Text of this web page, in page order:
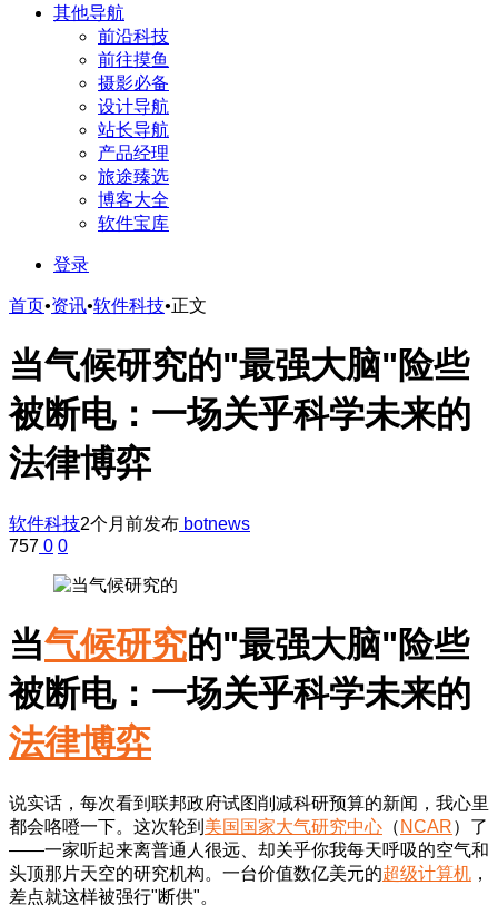
其他导航
前沿科技
前往摸鱼
摄影必备
设计导航
站长导航
产品经理
旅途臻选
博客大全
软件宝库
登录
首页•资讯•软件科技•正文
当气候研究的"最强大脑"险些
被断电：一场关乎科学未来的
法律博弈
软件科技2个月前发布 botnews
757 0 0
当气候研究的"最强大脑"险些
被断电：一场关乎科学未来的
法律博弈
说实话，每次看到联邦政府试图削减科研预算的新闻，我心里
都会咯噔一下。这次轮到 美国国家大气研究中心 （ NCAR）了
——一家听起来离普通人很远、却关乎你我每天呼吸的空气和
头顶那片天空的研究机构。一台价值数亿美元的超级计算机 ，
差点就这样被强行"断供"。